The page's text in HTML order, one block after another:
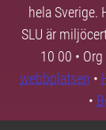
hela Sverige.
SLU är
10 00 •
webbplatsen •
•